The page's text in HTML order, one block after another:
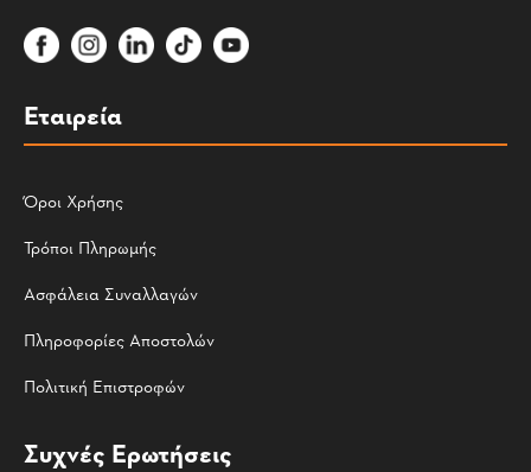
Εταιρεία
Όροι Χρήσης
Τρόποι Πληρωμής
Ασφάλεια Συναλλαγών
Πληροφορίες Αποστολών
Πολιτική Επιστροφών
Συχνές Ερωτήσεις